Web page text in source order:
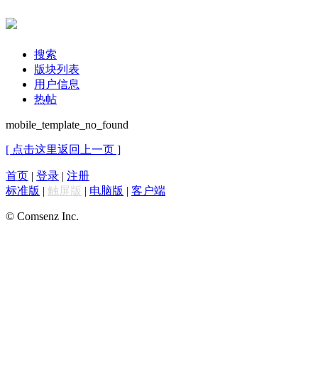
搜索
版块列表
用户信息
热帖
mobile_template_no_found
[ 点击这里返回上一页 ]
首页 | 登录 | 注册
标准版 | 触屏版 | 电脑版 | 客户端
© Comsenz Inc.